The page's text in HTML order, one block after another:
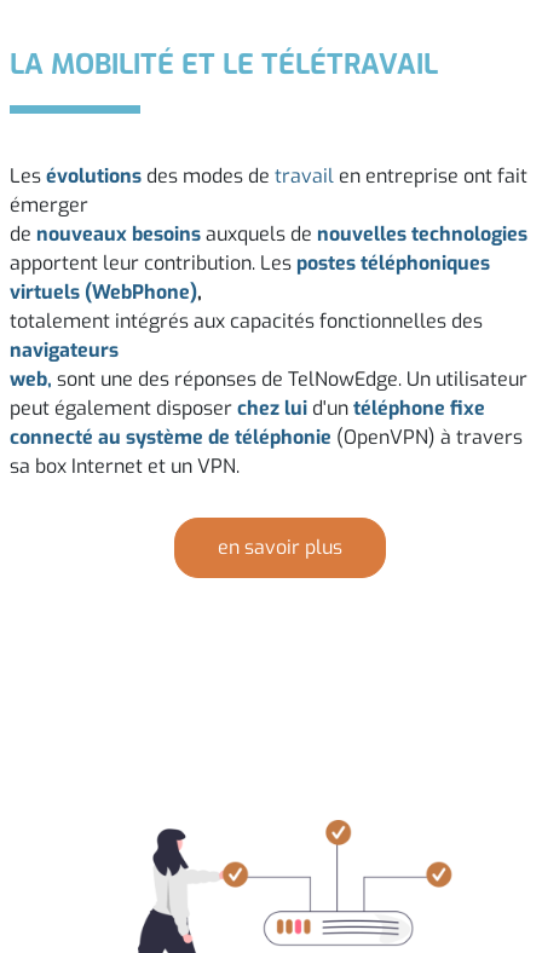
LA MOBILITÉ ET LE TÉLÉTRAVAIL
Lesévolutionsdes modes de travail en entreprise ont fait
émerger
de nouveaux besoinsauxquels de nouvelles technologies
apportent leur contribution. Les postes téléphoniques
virtuels (WebPhone),
totalement intégrés aux capacités fonctionnelles des
navigateurs
web, sont une des réponses de TelNowEdge. Un utilisateur
peut également disposerchez luid'untéléphone fixe
connecté au système de téléphonie (OpenVPN) à travers
sa box Internet et un VPN.
en savoir plus